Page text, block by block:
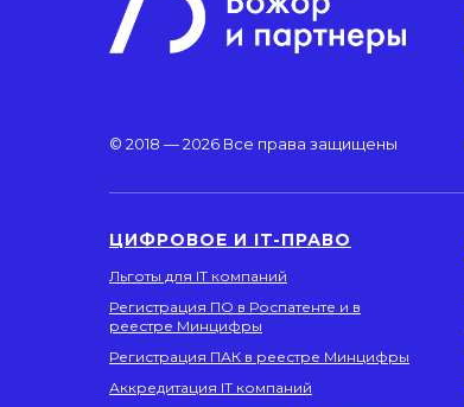
© 2018 — 2026 Все права защищены
ЦИФРОВОЕ И IT-ПРАВО
Льготы для IT компаний
Регистрация ПО в Роспатенте и в
реестре Минцифры
Регистрация ПАК в реестре Минцифры
Аккредитация IT компаний